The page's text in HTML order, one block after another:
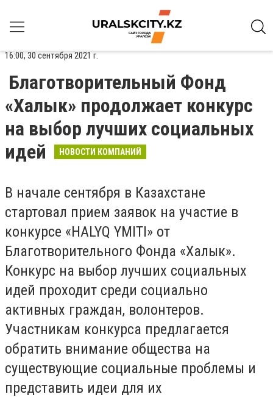
16:00, 30 сентября 2021 г.
Благотворительный Фонд
«Халык» продолжает конкурс
на выбор лучших социальных
идей
НОВОСТИ КОМПАНИЙ
В начале сентября в Казахстане
стартовал прием заявок на участие в
конкурсе «HALYQ YMITI» от
Благотворительного Фонда «Халык».
Конкурс на выбор лучших социальных
идей проходит среди социально
активных граждан, волонтеров.
Участникам конкурса предлагается
обратить внимание общества на
существующие социальные проблемы и
представить идеи для их